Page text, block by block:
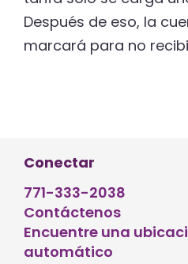
Después de eso, la
marcará para no
Conectar
771-333-2038
Contáctenos
Encuentre una
automático